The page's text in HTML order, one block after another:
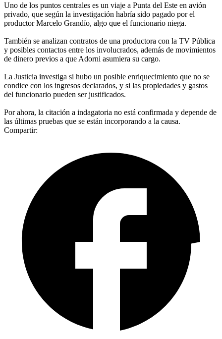
Uno de los puntos centrales es un viaje a Punta del Este en avión
privado, que según la investigación habría sido pagado por el
productor Marcelo Grandío, algo que el funcionario niega.
También se analizan contratos de una productora con la TV Pública
y posibles contactos entre los involucrados, además de movimientos
de dinero previos a que Adorni asumiera su cargo.
La Justicia investiga si hubo un posible enriquecimiento que no se
condice con los ingresos declarados, y si las propiedades y gastos
del funcionario pueden ser justificados.
Por ahora, la citación a indagatoria no está confirmada y depende de
las últimas pruebas que se están incorporando a la causa.
Compartir: